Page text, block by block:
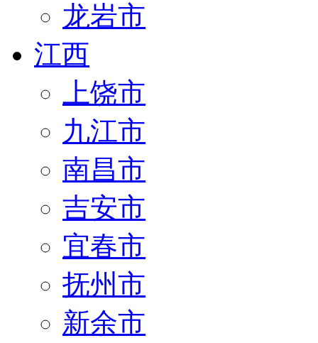
龙岩市
江西
上饶市
九江市
南昌市
吉安市
宜春市
抚州市
新余市